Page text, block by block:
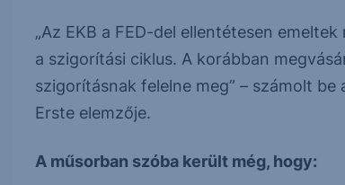
„Az EKB a FED-del ellentétesen
a szigorítási ciklus. A korábban
szigorításnak felelne meg” – számolt
Erste elemzője.
A műsorban szóba került még, hogy: